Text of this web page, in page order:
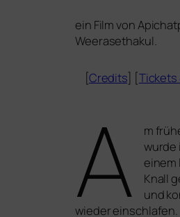
ein Film von
Weerasethakul.
[Credits] [Tickets
A
m
wur­de
einem
Knall
und
wie­der ein­schla­fen.